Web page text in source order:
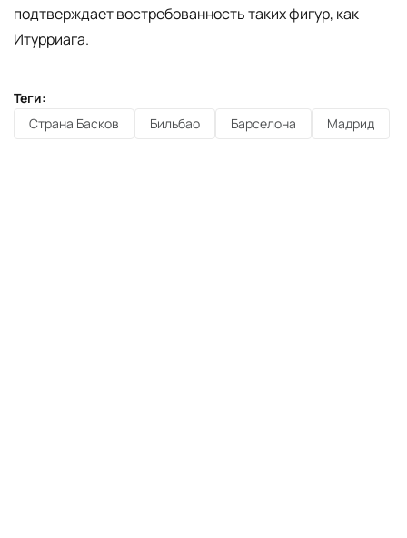
подтверждает востребованность таких фигур, как
Итурриага.
Теги:
Страна Басков
Бильбао Барселона Мадрид